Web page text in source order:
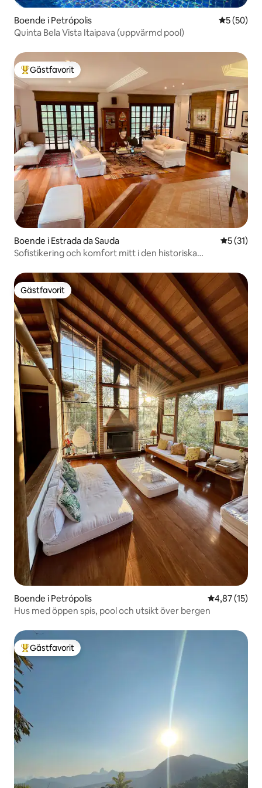
Boende i Petrópolis 5 av 5 i
5 (50)
Quinta Bela Vista Itaipava (uppvärmd pool)
Populär gästfavorit
Gästfavorit
Boende i Estrada da Sauda 5 av 5 i
5 (31)
Sofistikering och komfort mitt i den historiska
Gästfavorit
Gästfavorit
Boende i Petrópolis 4,87 av 5 i
4,87 (15)
Hus med öppen spis, pool och utsikt över bergen
Populär gästfavorit
Gästfavorit